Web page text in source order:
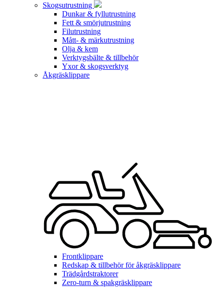
Skogsutrustning
Dunkar & fyllutrustning
Fett & smörjutrustning
Filutrustning
Mått- & märkutrustning
Olja & kem
Verktygsbälte & tillbehör
Yxor & skogsverktyg
Åkgräsklippare
Frontklippare
Redskap & tillbehör för åkgräsklippare
Trädgårdstraktorer
Zero-turn & spakgräsklippare